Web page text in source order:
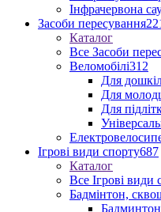
Інфрачервона
Засоби пересування
Каталог
Все Засоби
Веломобілі312
Для
Для
Для
Ігрові види спорту687
Каталог
Все Ігрові види
Бадмінтон,